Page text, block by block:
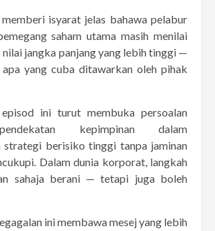
isyarat jelas bahawa pelabur
saham utama masih menilai
nilai jangka panjang yang lebih tinggi —
apa yang cuba ditawarkan oleh pihak
ini turut membuka persoalan
kepimpinan dalam
strategi berisiko tinggi tanpa jaminan
Dalam dunia korporat, langkah
sahaja berani — tetapi juga boleh
ini membawa mesej yang lebih